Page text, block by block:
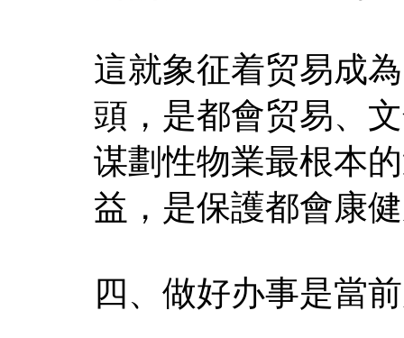
這就象征着贸易成
頭，是都會贸易、
谋劃性物業最根本
益，是保護都會康
四、做好办事是當